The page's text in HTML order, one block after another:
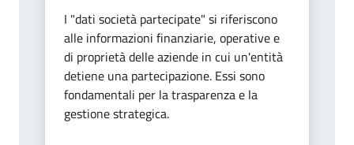
I "dati società partecipate" si riferiscono
alle informazioni finanziarie, operative e
di proprietà delle aziende in cui un'entità
detiene una partecipazione. Essi sono
fondamentali per la trasparenza e la
gestione strategica.